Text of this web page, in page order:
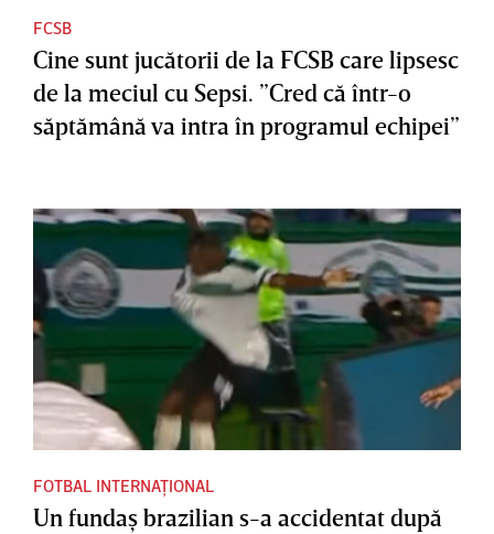
FCSB
Cine sunt jucătorii de la FCSB care lipsesc
de la meciul cu Sepsi. ”Cred că într-o
săptămână va intra în programul echipei”
FOTBAL INTERNAȚIONAL
Un fundaş brazilian s-a accidentat după